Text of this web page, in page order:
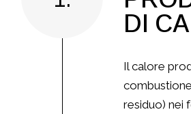
DI
Il calore
residuo) nei